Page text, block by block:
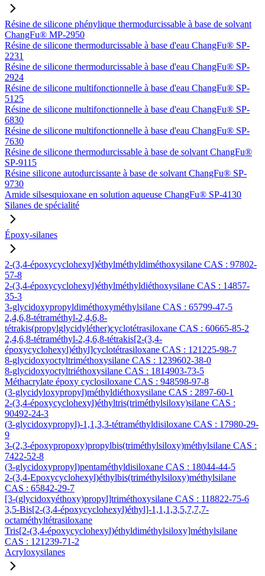
Résine de silicone phénylique thermodurcissable à base de solvant
ChangFu® MP-2950
Résine de silicone thermodurcissable à base d'eau ChangFu® SP-
2231
Résine de silicone thermodurcissable à base d'eau ChangFu® SP-
2924
Résine de silicone multifonctionnelle à base d'eau ChangFu® SP-
5125
Résine de silicone multifonctionnelle à base d'eau ChangFu® SP-
6830
Résine de silicone multifonctionnelle à base d'eau ChangFu® SP-
7630
Résine de silicone thermodurcissable à base de solvant ChangFu®
SP-9115
Résine silicone autodurcissante à base de solvant ChangFu® SP-
9730
Amide silsesquioxane en solution aqueuse ChangFu® SP-4130
Silanes de spécialité
Époxy-silanes
2-(3,4-époxycyclohexyl)éthylméthyldiméthoxysilane CAS : 97802-
57-8
2-(3,4-époxycyclohexyl)éthylméthyldiéthoxysilane CAS : 14857-
35-3
3-glycidoxypropyldiméthoxyméthylsilane CAS : 65799-47-5
2,4,6,8-tétraméthyl-2,4,6,8-
tétrakis(propylglycidyléther)cyclotétrasiloxane CAS : 60665-85-2
2,4,6,8-tétraméthyl-2,4,6,8-tétrakis[2-(3,4-
époxycyclohexyl)éthyl]cyclotétrasiloxane CAS : 121225-98-7
8-glycidoxyoctyltriméthoxysilane CAS : 1239602-38-0
8-glycidoxyoctyltriéthoxysilane CAS : 1814903-73-5
Méthacrylate époxy cyclosiloxane CAS : 948598-97-8
(3-glycidyloxypropyl)méthyldiéthoxysilane CAS : 2897-60-1
2-(3,4-époxycyclohexyl)éthyltris(triméthylsiloxy)silane CAS :
90492-24-3
(3-glycidoxypropyl)-1,1,3,3-tétraméthyldisiloxane CAS : 17980-29-
9
3-(2,3-époxypropoxy)propylbis(triméthylsiloxy)méthylsilane CAS :
7422-52-8
(3-glycidoxypropyl)pentaméthyldisiloxane CAS : 18044-44-5
2-(3,4-Epoxycyclohexyl)éthylbis(triméthylsiloxy)méthylsilane
CAS : 65842-29-7
[3-(glycidoxyéthoxy)propyl]triméthoxysilane CAS : 118822-75-6
3,5-Bis[2-(3,4-époxycyclohexyl)éthyl]-1,1,1,3,5,7,7,7-
octaméthyltétrasiloxane
Tris[2-(3,4-époxycyclohexyl)éthyldiméthylsiloxy]méthylsilane
CAS : 121239-71-2
Acryloxysilanes